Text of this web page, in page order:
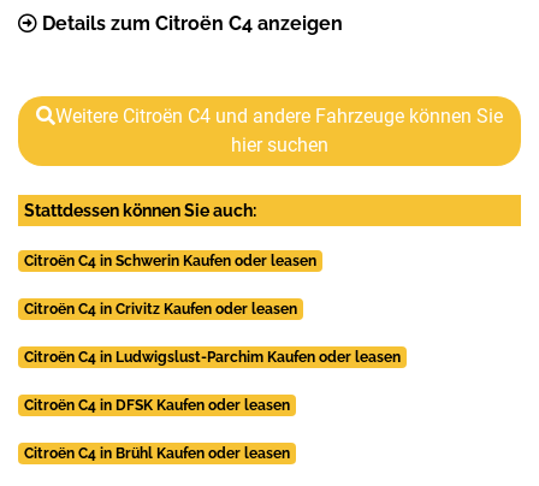
Details zum Citroën C4 anzeigen
Weitere Citroën C4 und andere Fahrzeuge können Sie
hier suchen
Stattdessen können Sie auch:
Citroën C4 in Schwerin Kaufen oder leasen
Citroën C4 in Crivitz Kaufen oder leasen
Citroën C4 in Ludwigslust-Parchim Kaufen oder leasen
Citroën C4 in DFSK Kaufen oder leasen
Citroën C4 in Brühl Kaufen oder leasen